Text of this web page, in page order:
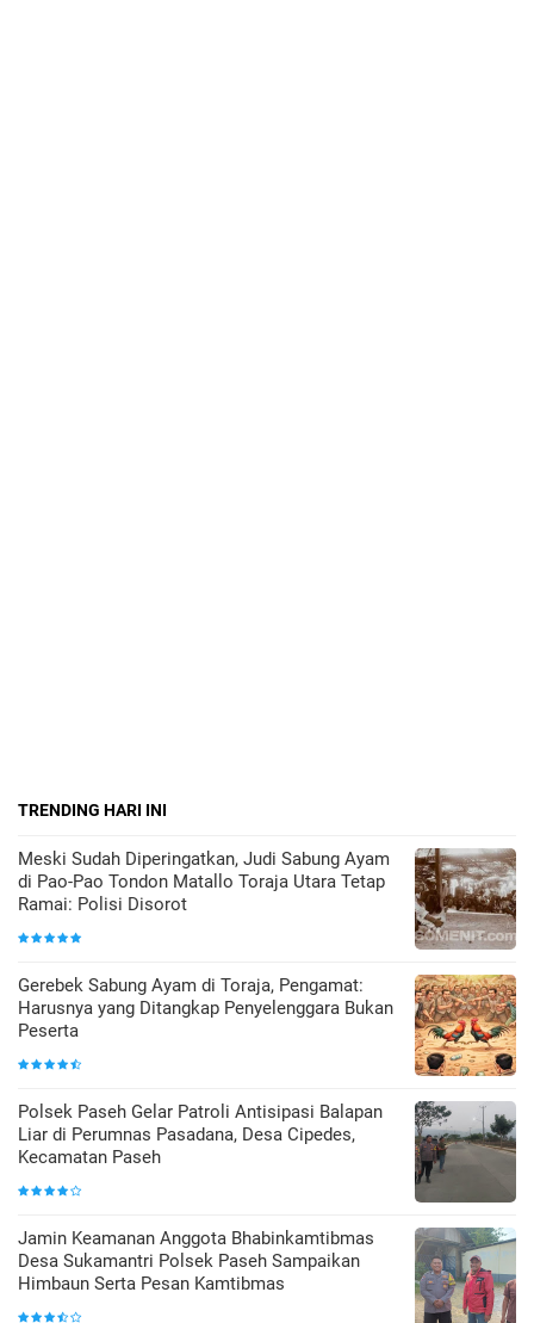
TRENDING HARI INI
Meski Sudah Diperingatkan, Judi Sabung Ayam
di Pao-Pao Tondon Matallo Toraja Utara Tetap
Ramai: Polisi Disorot
Gerebek Sabung Ayam di Toraja, Pengamat:
Harusnya yang Ditangkap Penyelenggara Bukan
Peserta
Polsek Paseh Gelar Patroli Antisipasi Balapan
Liar di Perumnas Pasadana, Desa Cipedes,
Kecamatan Paseh
Jamin Keamanan Anggota Bhabinkamtibmas
Desa Sukamantri Polsek Paseh Sampaikan
Himbaun Serta Pesan Kamtibmas